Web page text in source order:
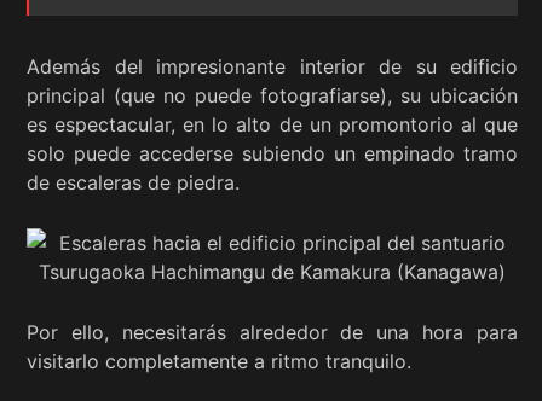
Además del impresionante interior de su edificio
principal (que no puede fotografiarse), su ubicación
es espectacular, en lo alto de un promontorio al que
solo puede accederse subiendo un empinado tramo
de escaleras de piedra.
Por ello, necesitarás alrededor de una hora para
visitarlo completamente a ritmo tranquilo.